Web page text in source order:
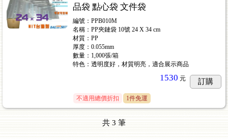
品袋 點心袋 文件袋
編號：PPB010M
名稱：PP夾鏈袋 10號 24 X 34 cm
材質：PP
厚度：0.055mm
數量：1,000張/箱
特色：透明度好，材質明亮，適合展示商品
1530 元 訂購
不適用總價折扣 1件免運
共 3 筆